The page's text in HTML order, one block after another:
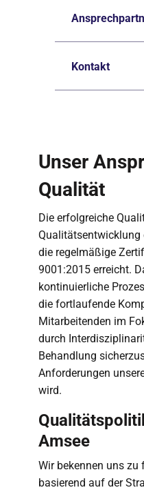
Kontakt
Unser
Qualität
Die erfolgreiche
Qualitätsentwicklung
die regelmäßige
9001:2015 erreicht.
kontinuierliche
die fortlaufende
Mitarbeitenden im
durch
Behandlung
Anforderungen
wird.
Amsee
Wir bekennen uns
basierend auf der